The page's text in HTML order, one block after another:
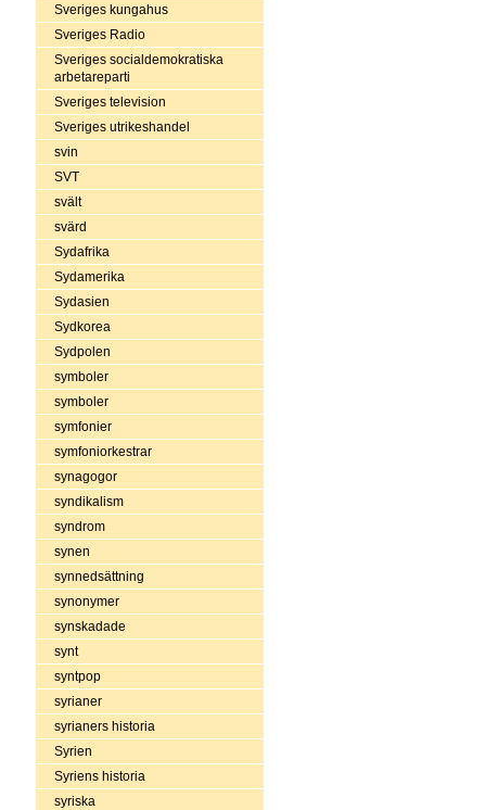
Sveriges kungahus
Sveriges Radio
Sveriges socialdemokratiska
arbetareparti
Sveriges television
Sveriges utrikeshandel
svin
SVT
svält
svärd
Sydafrika
Sydamerika
Sydasien
Sydkorea
Sydpolen
symboler
symboler
symfonier
symfoniorkestrar
synagogor
syndikalism
syndrom
synen
synnedsättning
synonymer
synskadade
synt
syntpop
syrianer
syrianers historia
Syrien
Syriens historia
syriska